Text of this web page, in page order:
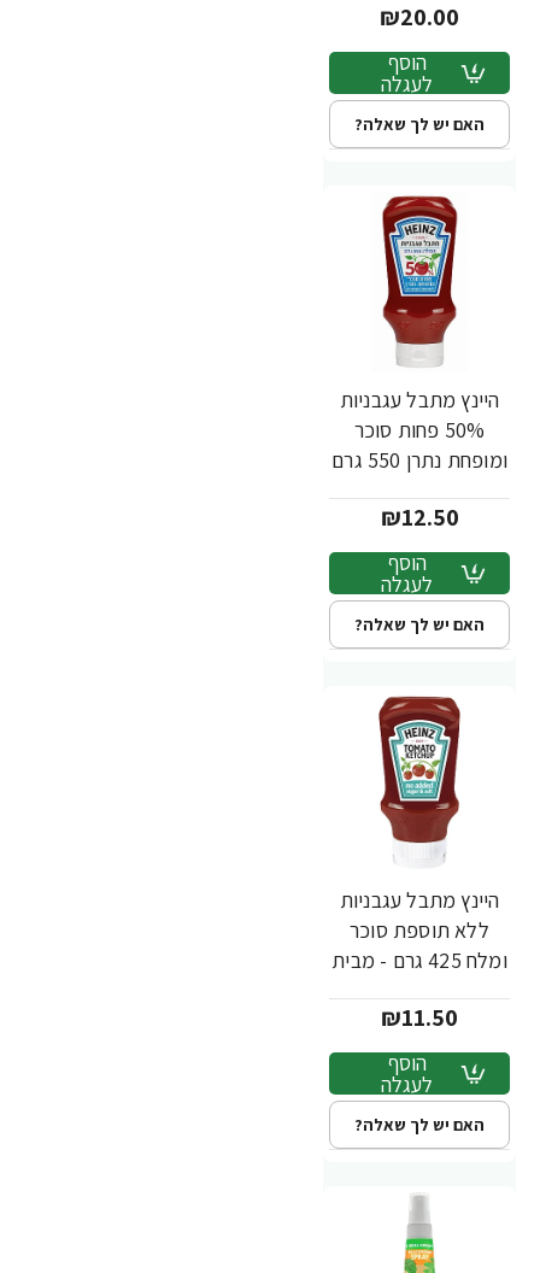
₪20.00
הוסף
לעגלה
האם יש לך שאלה?
היינץ מתבל עגבניות
50% פחות סוכר
ומופחת נתרן 550 גרם
₪12.50
הוסף
לעגלה
האם יש לך שאלה?
היינץ מתבל עגבניות
ללא תוספת סוכר
ומלח 425 גרם - מבית
₪11.50
הוסף
לעגלה
האם יש לך שאלה?